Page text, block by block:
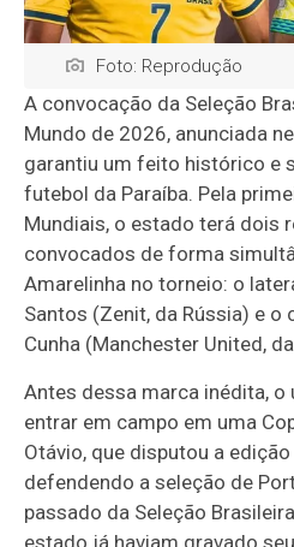
Foto: Reprodução
A convocação da Seleção
Mundo de 2026, anunciada
garantiu um feito histórico e
futebol da Paraíba. Pela
Mundiais, o estado terá dois
convocados de forma
Amarelinha no torneio: o
Santos (Zenit, da Rússia) e o
Cunha (Manchester United,
Antes dessa marca inédita, o
entrar em campo em uma
Otávio, que disputou a
defendendo a seleção de
passado da Seleção